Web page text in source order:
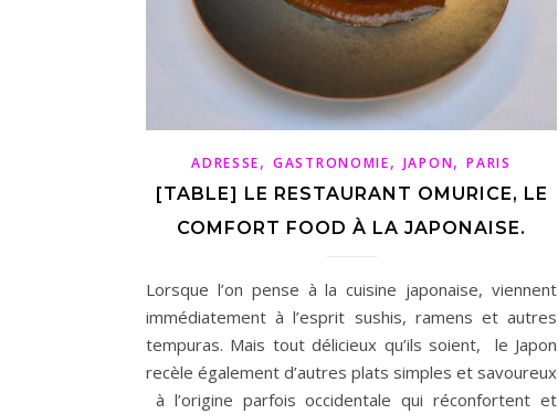
ADRESSE,GASTRONOMIE, JAPON,PARIS
[TABLE] LE RESTAURANT OMURICE, LE
COMFORT FOOD À LA JAPONAISE.
Lorsque l’on pense à la cuisine japonaise, viennent
immédiatement à l’esprit sushis, ramens et autres
tempuras. Mais tout délicieux qu’ils soient, le Japon
recèle également d’autres plats simples et savoureux
à l’origine parfois occidentale qui réconfortent et